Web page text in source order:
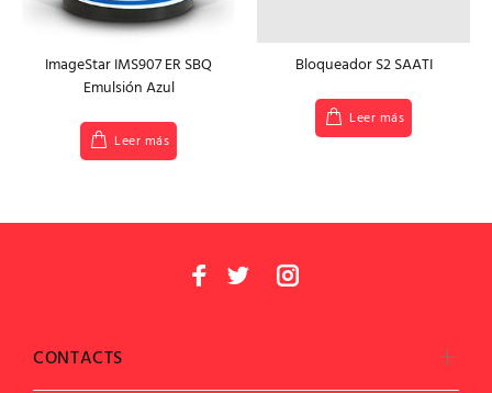
ImageStar IMS907 ER SBQ
Emulsión Azul
Leer más
Bloqueador S2 SAATI
Leer más
CONTACTS